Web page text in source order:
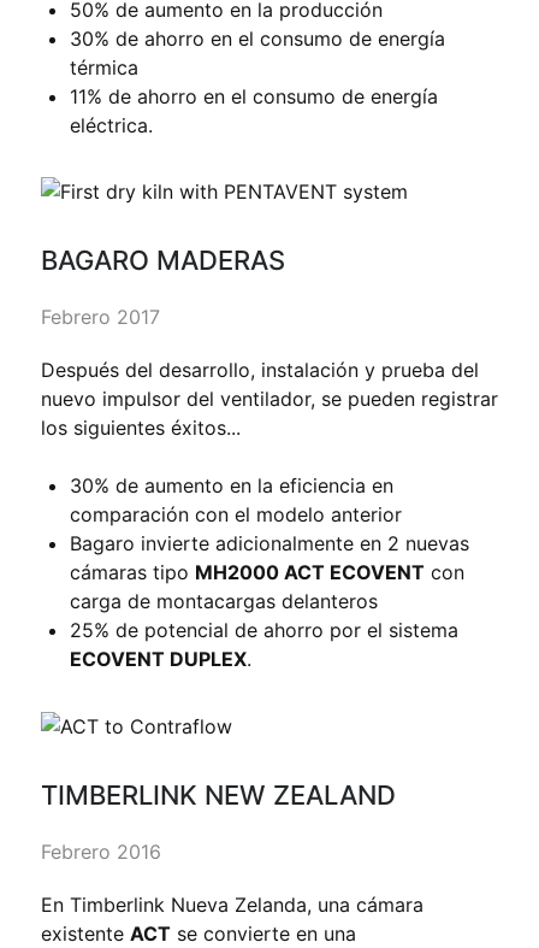
50% de aumento en la producción
30% de ahorro en el consumo de energía
térmica
11% de ahorro en el consumo de energía
eléctrica.
BAGARO MADERAS
Febrero 2017
Después del desarrollo, instalación y prueba del
nuevo impulsor del ventilador, se pueden registrar
los siguientes éxitos...
30% de aumento en la eficiencia en
comparación con el modelo anterior
Bagaro invierte adicionalmente en 2 nuevas
cámaras tipo MH2000 ACT ECOVENT con
carga de montacargas delanteros
25% de potencial de ahorro por el sistema
ECOVENT DUPLEX.
TIMBERLINK NEW ZEALAND
Febrero 2016
En Timberlink Nueva Zelanda, una cámara
existente ACT se convierte en una